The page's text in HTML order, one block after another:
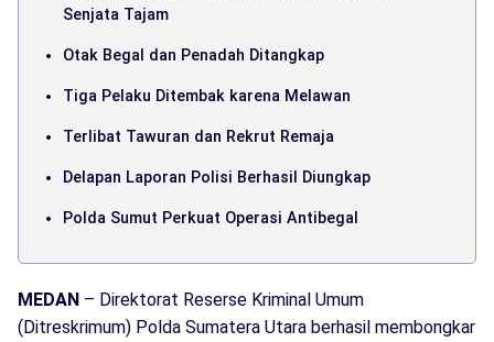
Senjata Tajam
Otak Begal dan Penadah Ditangkap
Tiga Pelaku Ditembak karena Melawan
Terlibat Tawuran dan Rekrut Remaja
Delapan Laporan Polisi Berhasil Diungkap
Polda Sumut Perkuat Operasi Antibegal
MEDAN – Direktorat Reserse Kriminal Umum
(Ditreskrimum) Polda Sumatera Utara berhasil membongkar